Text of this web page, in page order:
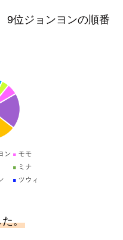
9位ジョンヨンの順番
た。